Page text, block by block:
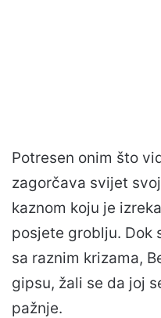
Potresen onim što
zagorčava svijet
kaznom koju je
posjete groblju. Dok
sa raznim krizama,
gipsu, žali se da joj
pažnje.